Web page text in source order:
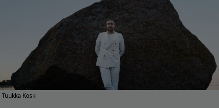
Tuukka Koski